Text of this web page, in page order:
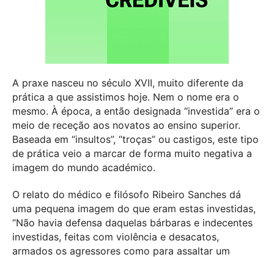
A praxe nasceu no século XVII, muito diferente da
prática a que assistimos hoje. Nem o nome era o
mesmo. À época, a então designada “investida” era o
meio de receção aos novatos ao ensino superior.
Baseada em “insultos”, “troças” ou castigos, este tipo
de prática veio a marcar de forma muito negativa a
imagem do mundo académico.
O relato do médico e filósofo Ribeiro Sanches dá
uma pequena imagem do que eram estas investidas,
“Não havia defensa daquelas bárbaras e indecentes
investidas, feitas com violência e desacatos,
armados os agressores como para assaltar um